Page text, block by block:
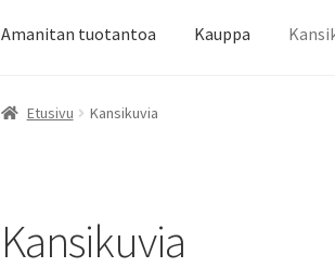
Amanitan tuotantoa Kauppa
Etusivu Amanitan tuotantoa
Etusivu Kansikuvia
Kansikuvia